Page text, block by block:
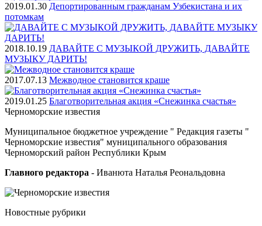
2019.01.30 Депортированным гражданам Узбекистана и их
потомкам
2018.10.19 ДАВАЙТЕ С МУЗЫКОЙ ДРУЖИТЬ, ДАВАЙТЕ
МУЗЫКУ ДАРИТЬ!
2017.07.13 Межводное становится краше
2019.01.25 Благотворительная акция «Снежинка счастья»
Черноморские известия
Муниципальное бюджетное учреждение " Редакция газеты "
Черноморские известия" муниципального образования
Черноморский район Республики Крым
Главного редактора - Иванюта Наталья Реональдовна
Новостные рубрики